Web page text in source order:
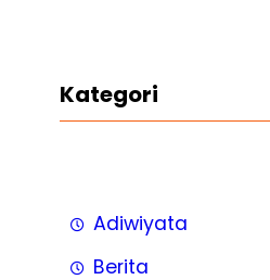
Kategori
Adiwiyata
Berita